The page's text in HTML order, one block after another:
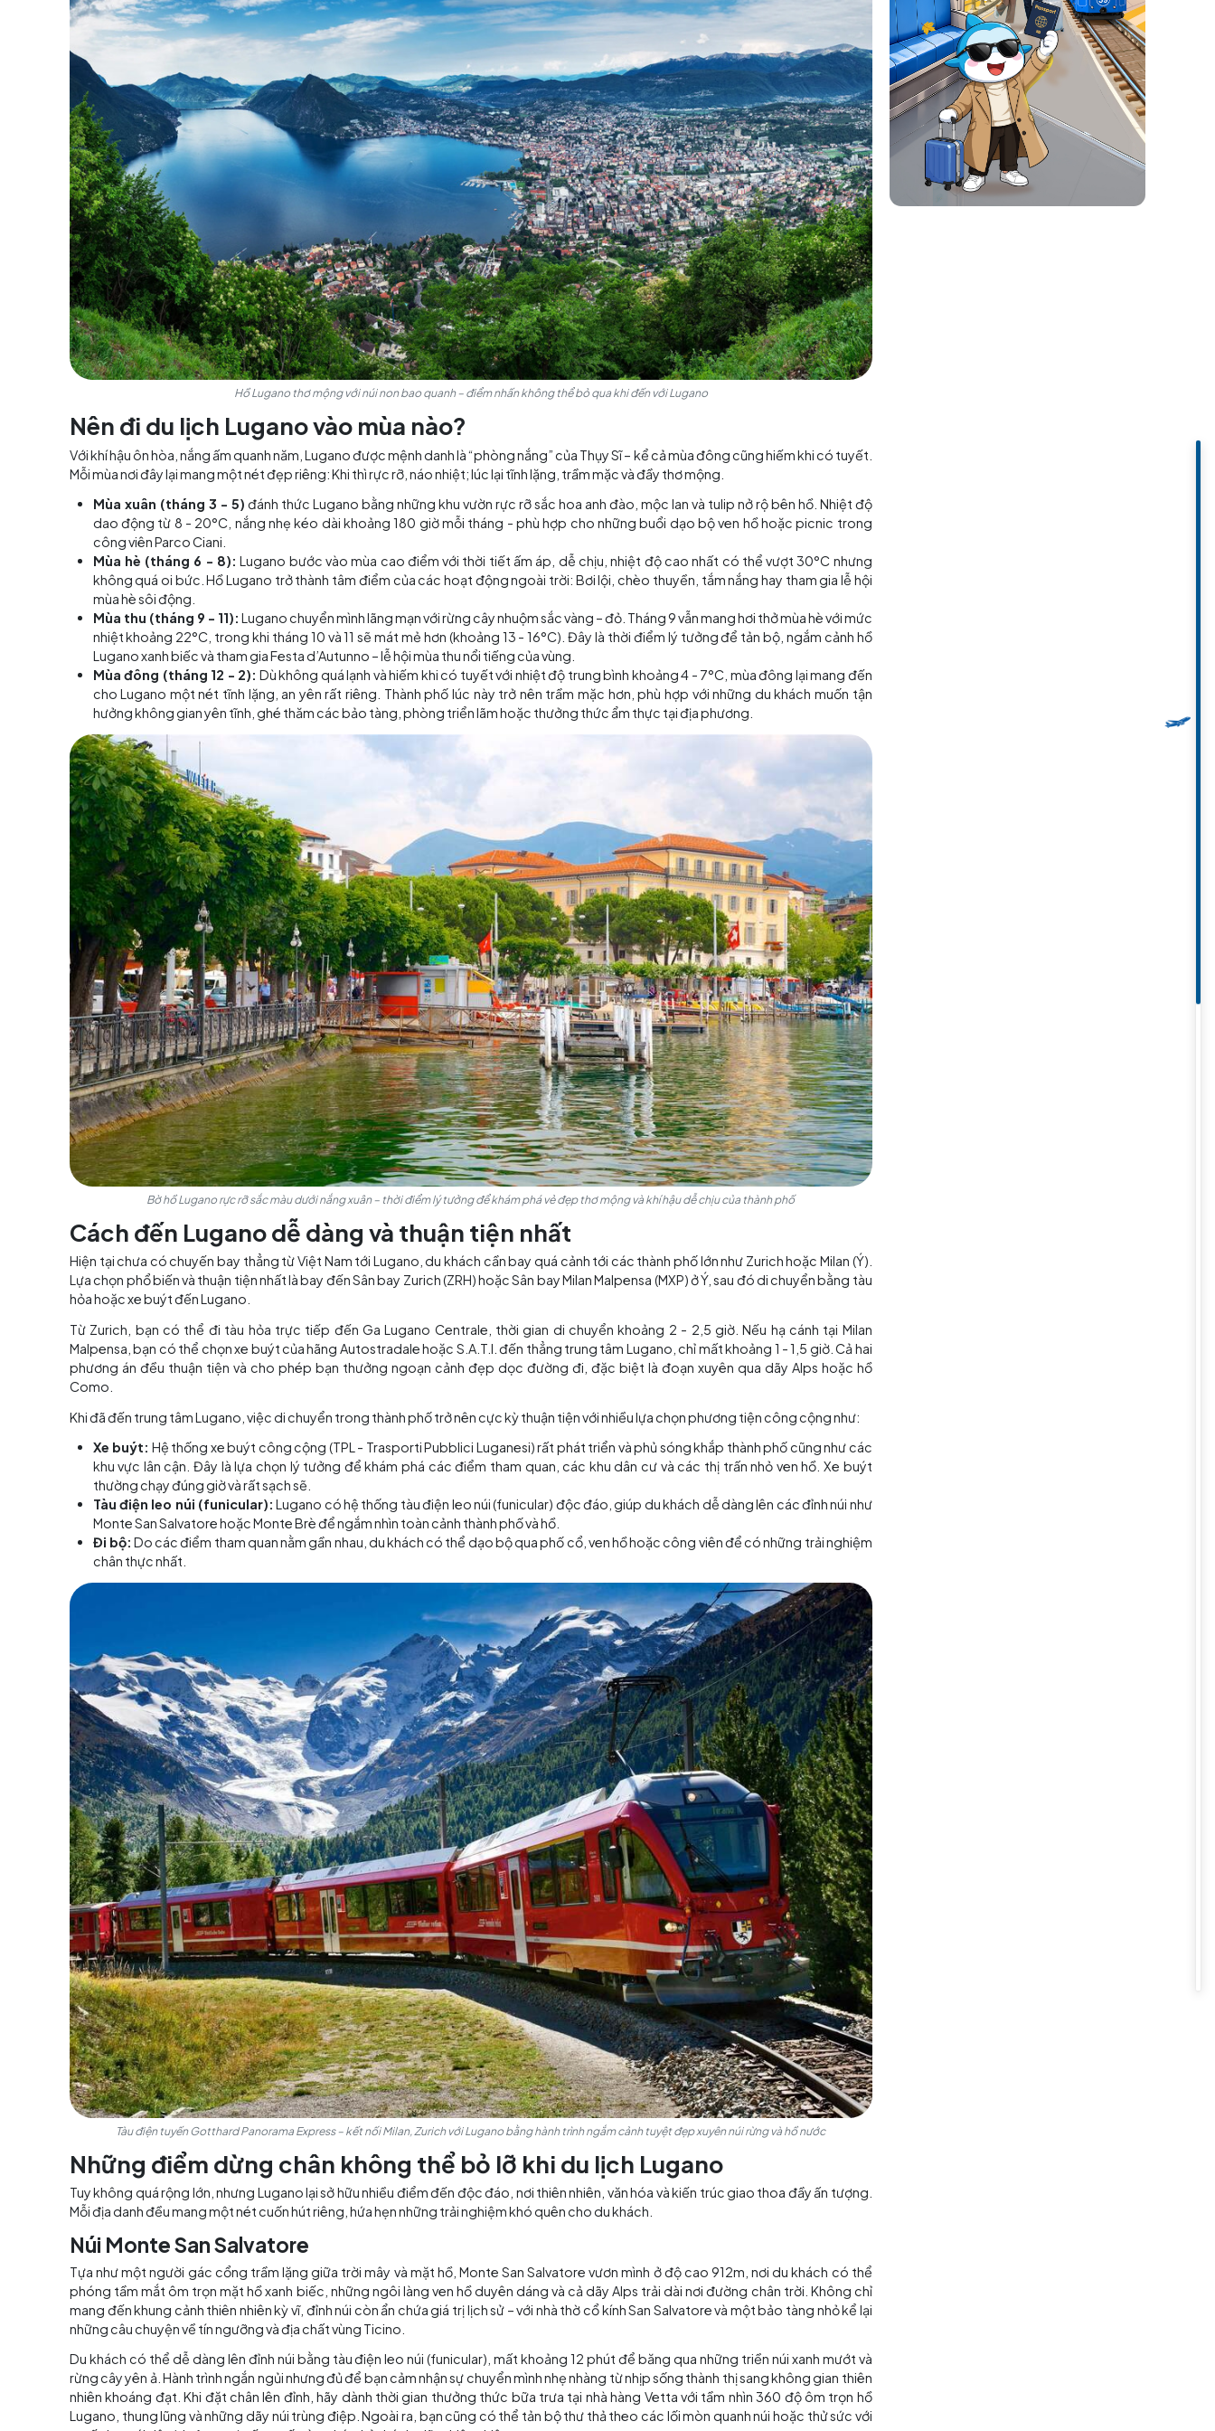
tế giữa phong cách Ý phóng khoáng và sự chỉn chu, lịch lãm đặc trưng của Thụy Sĩ tạo nên một bản hòa ca hài hòa giữa vẻ đẹp thiên
nhiên và chiều sâu văn hóa nghệ thuật.
Nên đi du lịch Lugano vào mùa nào?
Với khí hậu ôn hòa, nắng ấm quanh năm, Lugano được mệnh danh là “phòng nắng” của Thụy Sĩ – kể cả mùa đông cũng hiếm khi có tuyết.
Mỗi mùa nơi đây lại mang một nét đẹp riêng: Khi thì rực rỡ, náo nhiệt; lúc lại tĩnh lặng, trầm mặc và đầy thơ mộng.
Mùa xuân (tháng 3 - 5) đánh thức Lugano bằng những khu vườn rực rỡ sắc hoa anh đào, mộc lan và tulip nở rộ bên hồ. Nhiệt độ
dao động từ 8 - 20°C, nắng nhẹ kéo dài khoảng 180 giờ mỗi tháng - phù hợp cho những buổi dạo bộ ven hồ hoặc picnic trong
công viên Parco Ciani.
Mùa hè (tháng 6 - 8):
Lugano bước vào mùa cao điểm với thời tiết ấm áp, dễ chịu, nhiệt độ cao nhất có thể vượt 30°C nhưng
không quá oi bức. Hồ Lugano trở thành tâm điểm của các hoạt động ngoài trời: Bơi lội, chèo thuyền, tắm nắng hay tham gia lễ hội
mùa hè sôi động.
Mùa thu (tháng 9 - 11):Lugano chuyển mình lãng mạn với rừng cây nhuộm sắc vàng – đỏ. Tháng 9 vẫn mang hơi thở mùa hè với mức
nhiệt khoảng 22°C, trong khi tháng 10 và 11 sẽ mát mẻ hơn (khoảng 13 - 16°C). Đây là thời điểm lý tưởng để tản bộ, ngắm cảnh hồ
Lugano xanh biếc và tham gia Festa d’Autunno – lễ hội mùa thu nổi tiếng của vùng.
Mùa đông (tháng 12 - 2):Dù không quá lạnh và hiếm khi có tuyết với nhiệt độ trung bình khoảng 4 - 7°C, mùa đông lại mang đến
cho Lugano một nét tĩnh lặng, an yên rất riêng. Thành phố lúc này trở nên trầm mặc hơn, phù hợp với những du khách muốn tận
hưởng không gian yên tĩnh, ghé thăm các bảo tàng, phòng triển lãm hoặc thưởng thức ẩm thực tại địa phương.
Bờ hồ Lugano rực rỡ sắc màu dưới nắng xuân – thời điểm lý tưởng để khám phá vẻ đẹp thơ mộng và khí hậu dễ chịu của thành phố
Cách đến Lugano dễ dàng và thuận tiện nhất
Hiện tại chưa có chuyến bay thẳng từ Việt Nam tới Lugano, du khách cần bay quá cảnh tới các thành phố lớn như Zurich hoặc Milan (Ý).
Lựa chọn phổ biến và thuận tiện nhất là bay đến Sân bay Zurich (ZRH) hoặc Sân bay Milan Malpensa (MXP) ở Ý, sau đó di chuyển bằng tàu
hỏa hoặc xe buýt đến Lugano.
Từ Zurich, bạn có thể đi tàu hỏa trực tiếp đến Ga Lugano Centrale, thời gian di chuyển khoảng 2 - 2,5 giờ. Nếu hạ cánh tại Milan
Malpensa, bạn có thể chọn xe buýt của hãng Autostradale hoặc S.A.T.I. đến thẳng trung tâm Lugano, chỉ mất khoảng 1 - 1,5 giờ. Cả hai
phương án đều thuận tiện và cho phép bạn thưởng ngoạn cảnh đẹp dọc đường đi, đặc biệt là đoạn xuyên qua dãy Alps hoặc hồ
Como.
Khi đã đến trung tâm Lugano, việc di chuyển trong thành phố trở nên cực kỳ thuận tiện với nhiều lựa chọn phương tiện công cộng như:
Xe buýt:Hệ thống xe buýt công cộng (TPL - Trasporti Pubblici Luganesi) rất phát triển và phủ sóng khắp thành phố cũng như các
khu vực lân cận. Đây là lựa chọn lý tưởng để khám phá các điểm tham quan, các khu dân cư và các thị trấn nhỏ ven hồ. Xe buýt
thường chạy đúng giờ và rất sạch sẽ.
Tàu điện leo núi (funicular):Lugano có hệ thống tàu điện leo núi (funicular) độc đáo, giúp du khách dễ dàng lên các đỉnh núi như
Monte San Salvatore hoặc Monte Brè để ngắm nhìn toàn cảnh thành phố và hồ.
Đi bộ:Do các điểm tham quan nằm gần nhau, du khách có thể dạo bộ qua phố cổ, ven hồ hoặc công viên để có những trải nghiệm
chân thực nhất.